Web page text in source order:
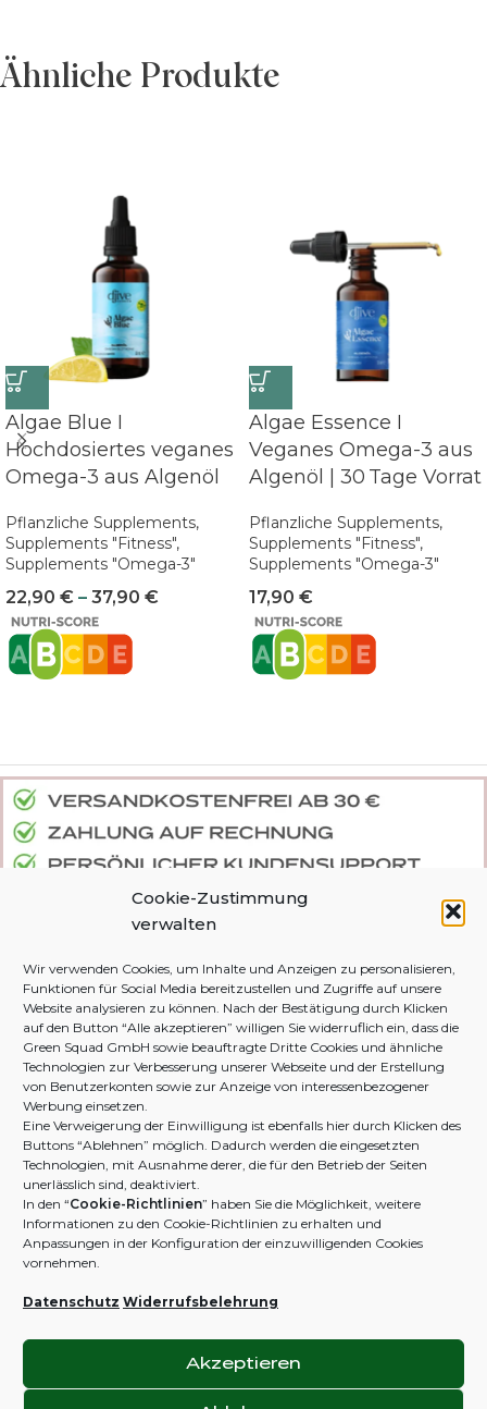
Cookie-Zustimmung
verwalten
Wir verwenden Cookies, um Inhalte und Anzeigen zu personalisieren,
Funktionen für Social Media bereitzustellen und Zugriffe auf unsere
Website analysieren zu können. Nach der Bestätigung durch Klicken
auf den Button “Alle akzeptieren” willigen Sie widerruflich ein, dass die
Green Squad GmbH sowie beauftragte Dritte Cookies und ähnliche
Technologien zur Verbesserung unserer Webseite und der Erstellung
von Benutzerkonten sowie zur Anzeige von interessenbezogener
Werbung einsetzen.
Eine Verweigerung der Einwilligung ist ebenfalls hier durch Klicken des
Buttons “Ablehnen” möglich. Dadurch werden die eingesetzten
Technologien, mit Ausnahme derer, die für den Betrieb der Seiten
unerlässlich sind, deaktiviert.
In den “Cookie-Richtlinien” haben Sie die Möglichkeit, weitere
Informationen zu den Cookie-Richtlinien zu erhalten und
Anpassungen in der Konfiguration der einzuwilligenden Cookies
vornehmen.
Datenschutz Widerrufsbelehrung
Akzeptieren
Ähnliche Produkte
Algae Blue I
Hochdosiertes veganes
Omega-3 aus Algenöl
Pflanzliche Supplements,
Supplements "Fitness",
Supplements "Omega-3"
22,90 € – 37,90 €
Algae Essence I
Veganes Omega-3 aus
Algenöl | 30 Tage Vorrat
Pflanzliche Supplements,
Supplements "Fitness",
Supplements "Omega-3"
17,90 €
DEINE BESTELLUNG
Zahlung und Versand
Widerruf & Rückgabe
FAQ
Kontakt
DJIVE NATURALS
Green The Globe
Zertifikate
Haftungsausschluss
Streitschlichtung
B2B / AFFILIATE
Business Portal
Shop
MELD DICH
ZAHLUNGS-
METHODEN